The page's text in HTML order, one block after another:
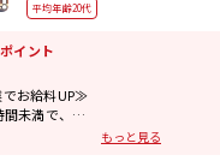
平均年齢20代
イント
お給料UP≫
未満で、
もっと見る